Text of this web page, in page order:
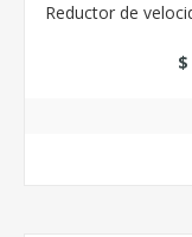
Reductor de